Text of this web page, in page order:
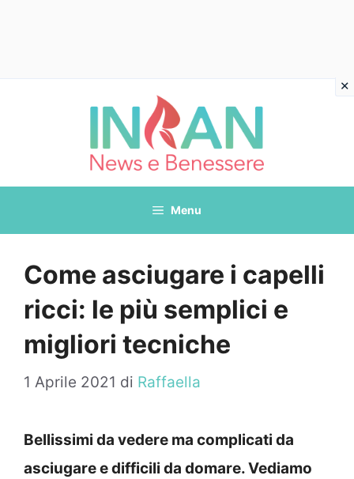
Menu
Come asciugare i capelli
ricci: le più semplici e
migliori tecniche
1 Aprile 2021 di Raffaella
Bellissimi da vedere ma complicati da
asciugare e difficili da domare. Vediamo